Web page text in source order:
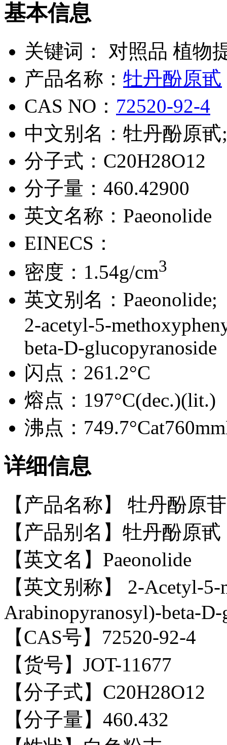
基本信息
关键词：
对照品 植物
产品名称： 牡丹酚原甙
CAS NO： 72520-92-4
中文别名： 牡丹酚原甙
分子式： C20H28O12
分子量： 460.42900
英文名称： Paeonolide
EINECS：
密度： 1.54g/cm3
英文别名： Paeonolide;
2-acetyl-5-
beta-D-glucopyranoside
闪点： 261.2°C
熔点： 197°C(dec.)(lit.)
沸点：
详细信息
【产品名称】 牡丹酚原苷
【产品别名】牡丹酚原
【英文名】Paeonolide
【英文别称】 2-Acetyl-
Arabinopyranosyl)-beta-
【CAS号】72520-92-4
【货号】JOT-11677
【分子式】C20H28O12
【分子量】460.432